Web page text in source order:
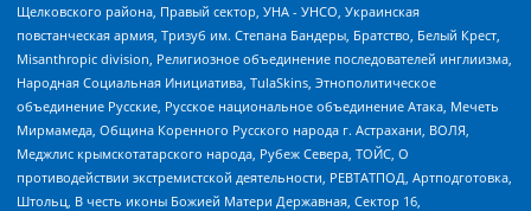
Щелковского района, Правый сектор, УНА - УНСО, Украинская
повстанческая армия, Тризуб им. Степана Бандеры, Братство, Белый Крест,
Misanthropic division, Религиозное объединение последователей инглиизма,
Народная Социальная Инициатива, TulaSkins, Этнополитическое
объединение Русские, Русское национальное объединение Атака, Мечеть
Мирмамеда, Община Коренного Русского народа г. Астрахани, ВОЛЯ,
Меджлис крымскотатарского народа, Рубеж Севера, ТОЙС, О
противодействии экстремистской деятельности, РЕВТАТПОД, Артподготовка,
Штольц, В честь иконы Божией Матери Державная, Сектор 16,